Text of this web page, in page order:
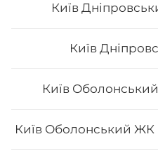
Київ
Київ
Київ
Київ Оболонський ЖК